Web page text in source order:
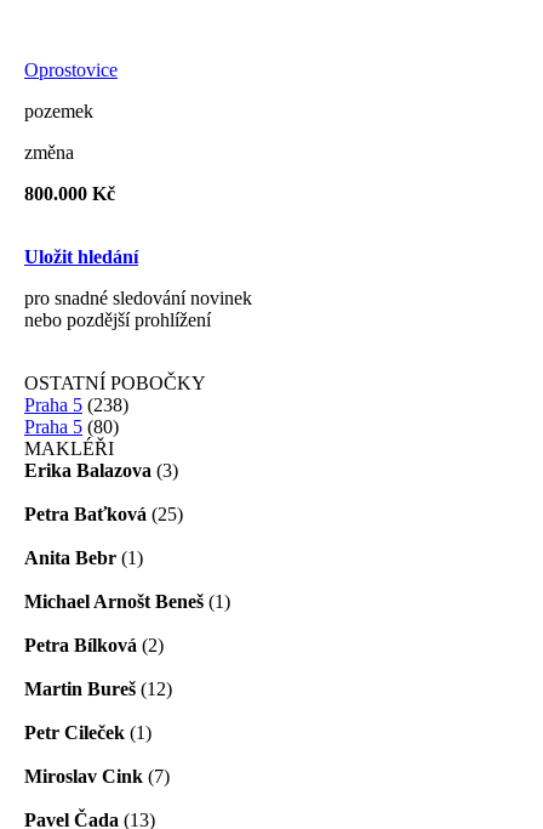
Oprostovice
pozemek
změna
800.000 Kč
Uložit hledání
pro snadné sledování novinek
nebo pozdější prohlížení
OSTATNÍ POBOČKY
Praha 5 (238)
Praha 5 (80)
MAKLÉŘI
Erika Balazova (3)
Petra Baťková (25)
Anita Bebr (1)
Michael Arnošt Beneš (1)
Petra Bílková (2)
Martin Bureš (12)
Petr Cileček (1)
Miroslav Cink (7)
Pavel Čada (13)